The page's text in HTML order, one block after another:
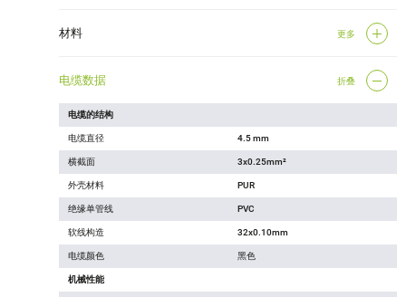
材料 更多
电缆数据 折叠
电缆的结构
电缆直径 4.5 mm
横截面 3x0.25mm²
外壳材料 PUR
绝缘单管线 PVC
软线构造 32x0.10mm
电缆颜色 黑色
机械性能